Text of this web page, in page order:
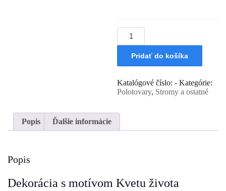
množstvo
života
"
dekorácia
Pridať do košíka
Katalógové číslo:- Kategórie:
Polotovary, Stromy a ostatné
Popis Ďalšie informácie
Popis
Dekorácia s motívom Kvetu života